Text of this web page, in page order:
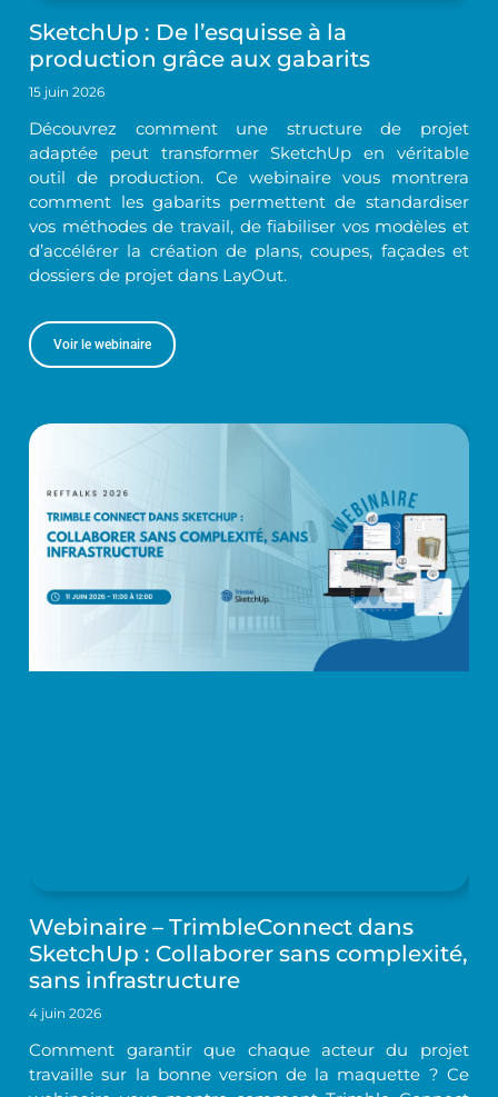
SketchUp : De l’esquisse à la
production grâce aux gabarits
15 juin 2026
Découvrez comment une structure de projet
adaptée peut transformer SketchUp en véritable
outil de production. Ce webinaire vous montrera
comment les gabarits permettent de standardiser
vos méthodes de travail, de fiabiliser vos modèles et
d’accélérer la création de plans, coupes, façades et
dossiers de projet dans LayOut.
Voir le webinaire
Webinaire – TrimbleConnect dans
SketchUp : Collaborer sans complexité,
sans infrastructure
4 juin 2026
Comment garantir que chaque acteur du projet
travaille sur la bonne version de la maquette ? Ce